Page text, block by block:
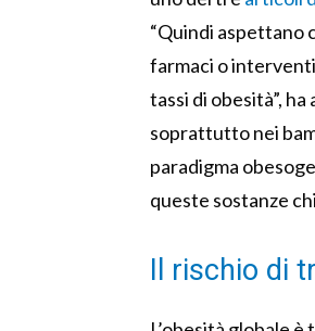
“Quindi aspettano
farmaci o
tassi di obesità”,
soprattutto nei
paradigma
queste sostanze
Il rischio di